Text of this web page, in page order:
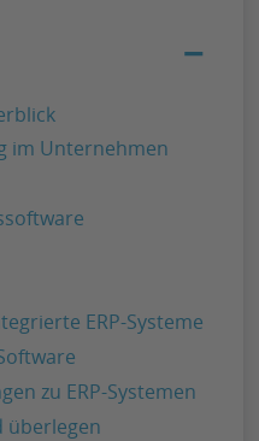
−
im Unternehmen
ERP-Systeme
zu ERP-Systemen
überlegen